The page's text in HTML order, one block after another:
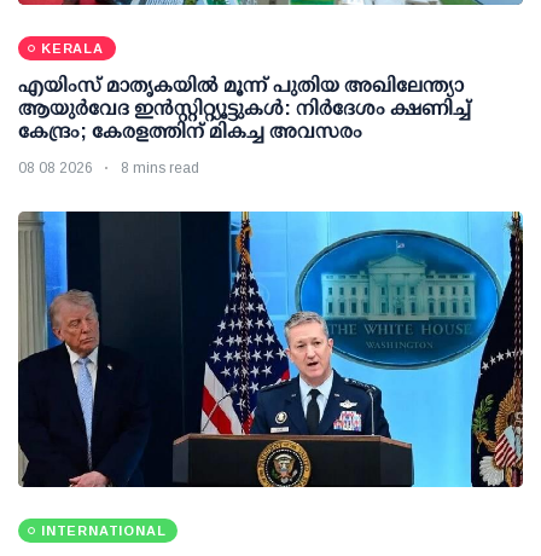
KERALA
എയിംസ് മാതൃകയില്‍ മൂന്ന് പുതിയ അഖിലേന്ത്യാ
ആയുര്‍വേദ ഇന്‍സ്റ്റിറ്റ്യൂട്ടുകള്‍: നിര്‍ദേശം ക്ഷണിച്ച്
കേന്ദ്രം; കേരളത്തിന് മികച്ച അവസരം
08 08 2026 8 mins read
INTERNATIONAL